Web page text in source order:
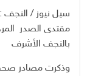
سيل نيوز / النجف :
مقتدى الصدر
بالنجف الأشرف
وذكرت مصادر